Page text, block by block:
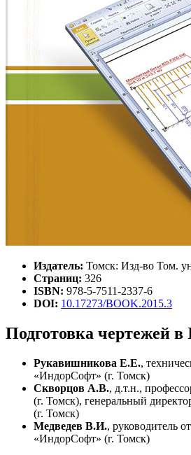
Издатель: Томск: Изд-во Том.
Страниц: 326
ISBN: 978-5-7511-2337-6
DOI: 10.17273/BOOK.2015.3
Подготовка чертежей
Рукавишникова Е.Е.,
«ИндорСофт» (г. Томск)
Скворцов А.В., д.т.н.,
(г. Томск), генеральный
(г. Томск)
Медведев В.И., руководитель
«ИндорСофт» (г. Томск)